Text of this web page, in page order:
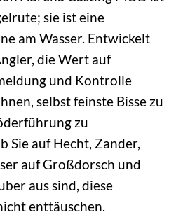
sie ist eine
am Wasser. Entwickelt
die Wert auf
und Kontrolle
selbst feinste Bisse zu
zu
Sie auf Hecht, Zander,
auf Großdorsch und
aus sind, diese
enttäuschen.